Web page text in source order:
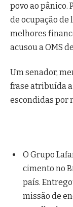
povo ao pânico.
de ocupação
melhores
acusou a OMS
Um senador,
frase atribuída a
escondidas por
O Grupo
cimento no
país.
missão de